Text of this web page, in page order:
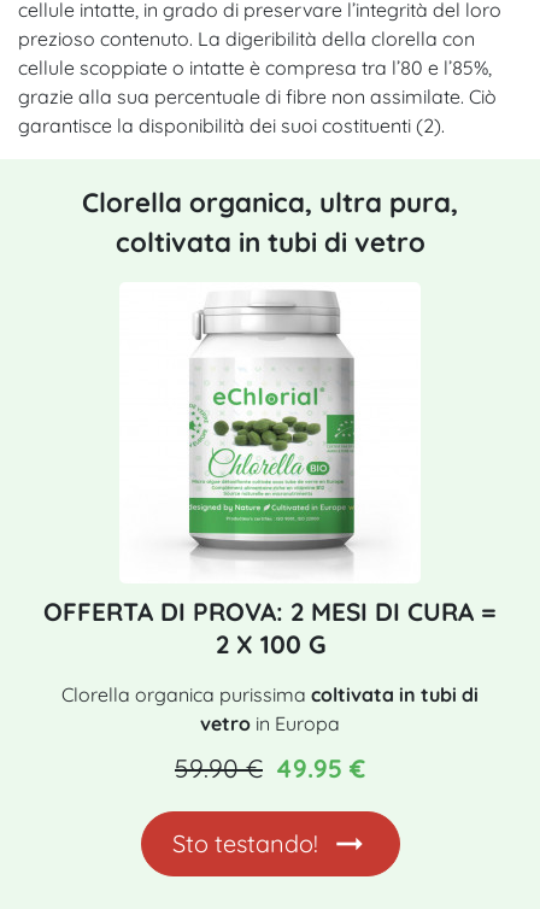
cellule intatte, in grado di preservare l’integrità del loro
prezioso contenuto. La digeribilità della clorella con
cellule scoppiate o intatte è compresa tra l’80 e l’85%,
grazie alla sua percentuale di fibre non assimilate. Ciò
garantisce la disponibilità dei suoi costituenti (2).
Clorella organica, ultra pura,
coltivata in tubi di vetro
OFFERTA DI PROVA: 2 MESI DI CURA =
2 X 100 G
Clorella organica purissima coltivata in tubi di
vetro in Europa
59.90 € 49.95 €
Sto testando!